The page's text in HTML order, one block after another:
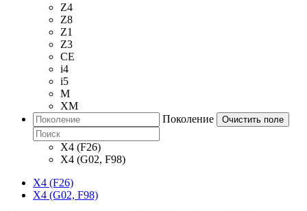
Z4
Z8
Z1
Z3
CE
i4
i5
M
XM
Поколение
Очистить поле
X4 (F26)
X4 (G02, F98)
X4 (F26)
X4 (G02, F98)